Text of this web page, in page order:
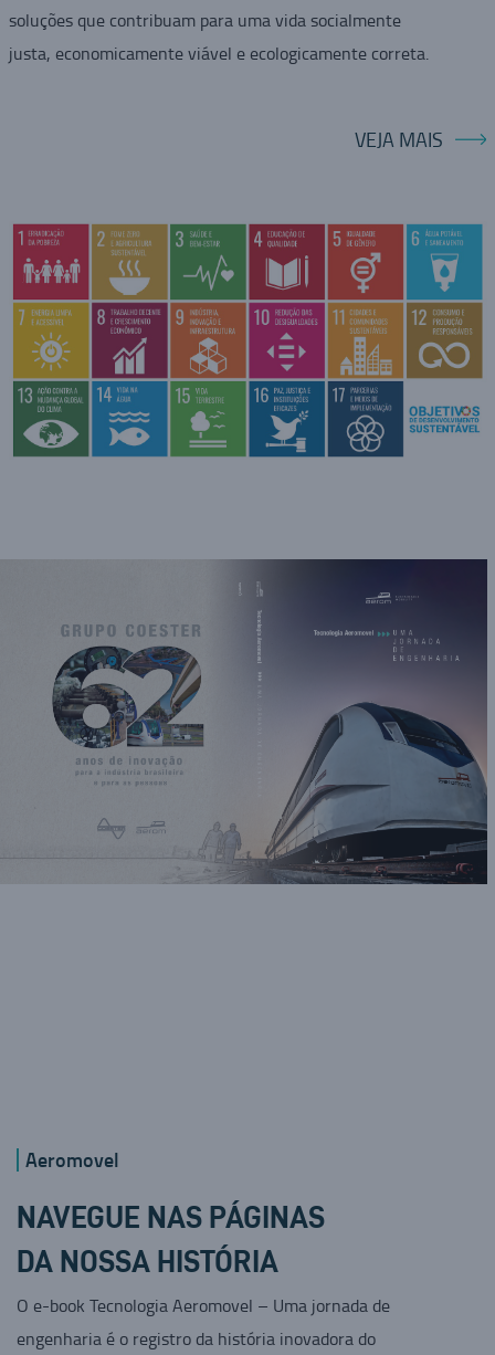
soluções que contribuam para uma vida socialmente
justa, economicamente viável e ecologicamente correta.
VEJA MAIS
Aeromovel
NAVEGUE NAS PÁGINAS
DA NOSSA HISTÓRIA
O e-book Tecnologia Aeromovel – Uma jornada de
engenharia é o registro da história inovadora do